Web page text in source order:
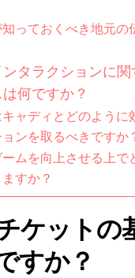
っておくべき地元の
タラクションに関
何ですか？
ャディとどのように
ンを取るべきですか
ムを向上させる上で
すか？
ケットの
すか？